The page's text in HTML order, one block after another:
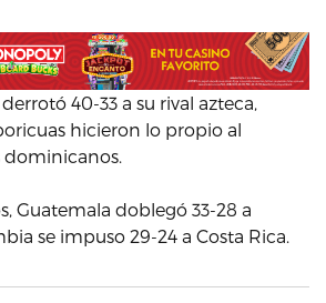
40-33 a su rival azteca,
hicieron lo propio al
dominicanos.
Guatemala doblegó 33-28 a
se impuso 29-24 a Costa Rica.